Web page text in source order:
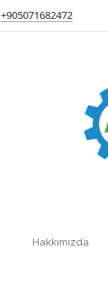
+905071682472
Hakkımızda